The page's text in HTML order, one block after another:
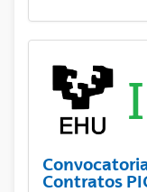
Contratos